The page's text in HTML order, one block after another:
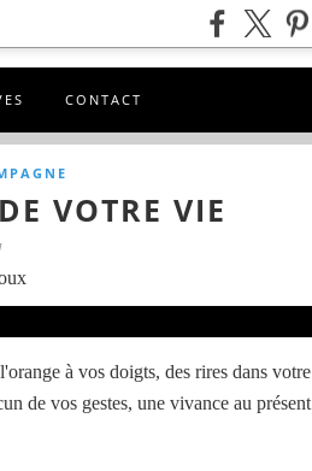
CONTACT
VOTRE VIE
à vos doigts, des rires dans votre
de vos gestes, une vivance au présent